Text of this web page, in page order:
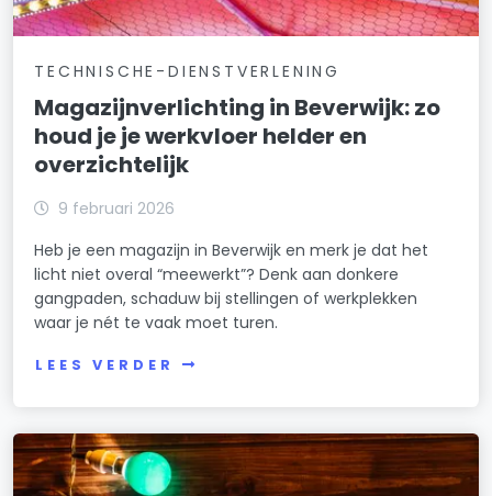
TECHNISCHE-DIENSTVERLENING
Magazijnverlichting in Beverwijk: zo
houd je je werkvloer helder en
overzichtelijk
9 februari 2026
Heb je een magazijn in Beverwijk en merk je dat het
licht niet overal “meewerkt”? Denk aan donkere
gangpaden, schaduw bij stellingen of werkplekken
waar je nét te vaak moet turen.
LEES VERDER